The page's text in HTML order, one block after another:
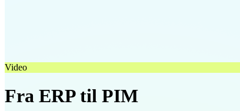
Video
Fra ERP til PIM